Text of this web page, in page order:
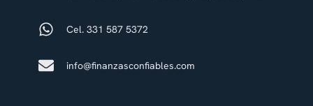
Cel. 331 587 5372
info@finanzasconfiables.com